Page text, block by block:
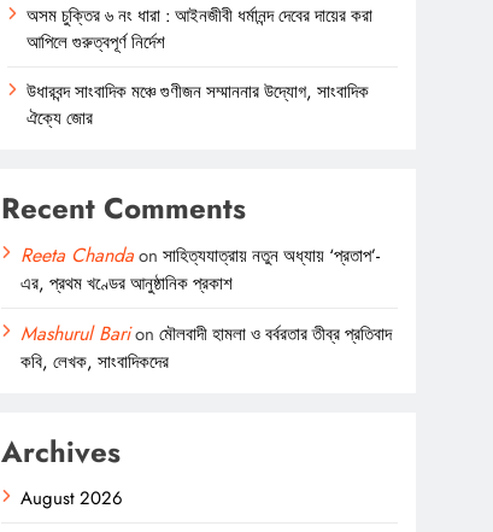
অসম চুক্তির ৬ নং ধারা : আইনজীবী ধর্মানন্দ দেবের দায়ের করা
আপিলে গুরুত্বপূর্ণ নির্দেশ
উধারবন্দ সাংবাদিক মঞ্চে গুণীজন সম্মাননার উদ্যোগ, সাংবাদিক
ঐক্যে জোর
Recent Comments
Reeta Chandaonসাহিত্যযাত্রায় নতুন অধ্যায় ‘প্রতাপ’-
এর, প্রথম খণ্ডের আনুষ্ঠানিক প্রকাশ
Mashurul Barionমৌলবাদী হামলা ও বর্বরতার তীব্র প্রতিবাদ
কবি, লেখক, সাংবাদিকদের
Archives
August 2026